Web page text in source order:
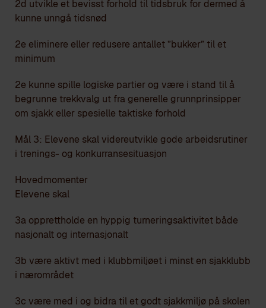
2d utvikle et bevisst forhold til tidsbruk for dermed å
kunne unngå tidsnød
2e eliminere eller redusere antallet ”bukker” til et
minimum
2e kunne spille logiske partier og være i stand til å
begrunne trekkvalg ut fra generelle grunnprinsipper
om sjakk eller spesielle taktiske forhold
Mål 3: Elevene skal videreutvikle gode arbeidsrutiner
i trenings- og konkurransesituasjon
Hovedmomenter
Elevene skal
3a opprettholde en hyppig turneringsaktivitet både
nasjonalt og internasjonalt
3b være aktivt med i klubbmiljøet i minst en sjakklubb
i nærområdet
3c være med i og bidra til et godt sjakkmiljø på skolen